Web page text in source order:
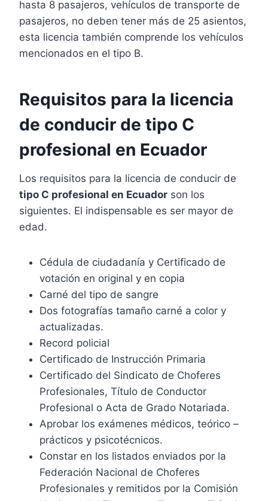
hasta 8 pasajeros, vehículos de transporte de
pasajeros, no deben tener más de 25 asientos,
esta licencia también comprende los vehículos
mencionados en el tipo B.
Requisitos para la licencia
de conducir de tipo C
profesional en Ecuador
Los requisitos para la licencia de conducir de
tipo C profesional en Ecuador son los
siguientes. El indispensable es ser mayor de
edad.
Cédula de ciudadanía y Certificado de
votación en original y en copia
Carné del tipo de sangre
Dos fotografías tamaño carné a color y
actualizadas.
Record policial
Certificado de Instrucción Primaria
Certificado del Sindicato de Choferes
Profesionales, Título de Conductor
Profesional o Acta de Grado Notariada.
Aprobar los exámenes médicos, teórico –
prácticos y psicotécnicos.
Constar en los listados enviados por la
Federación Nacional de Choferes
Profesionales y remitidos por la Comisión